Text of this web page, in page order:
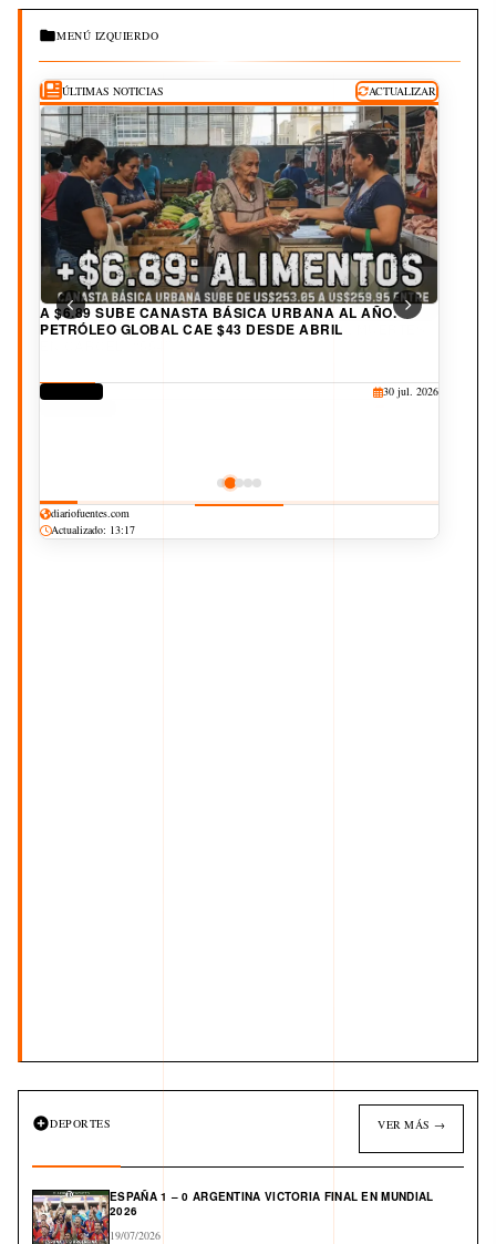
MENÚ IZQUIERDO
ÚLTIMAS NOTICIAS ACTUALIZAR
A $6.89 SUBE CANASTA BÁSICA URBANA AL AÑO.
PETRÓLEO GLOBAL CAE $43 DESDE ABRIL
DERECHOS
30 jul. 2026
diariofuentes.com
Actualizado: 13:17
DEPORTES VER MÁS →
ESPAÑA 1 – 0 ARGENTINA VICTORIA FINAL EN MUNDIAL
2026
19/07/2026